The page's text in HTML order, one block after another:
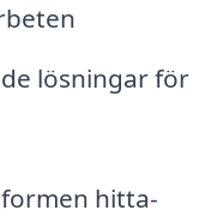
lösningar för
hitta-